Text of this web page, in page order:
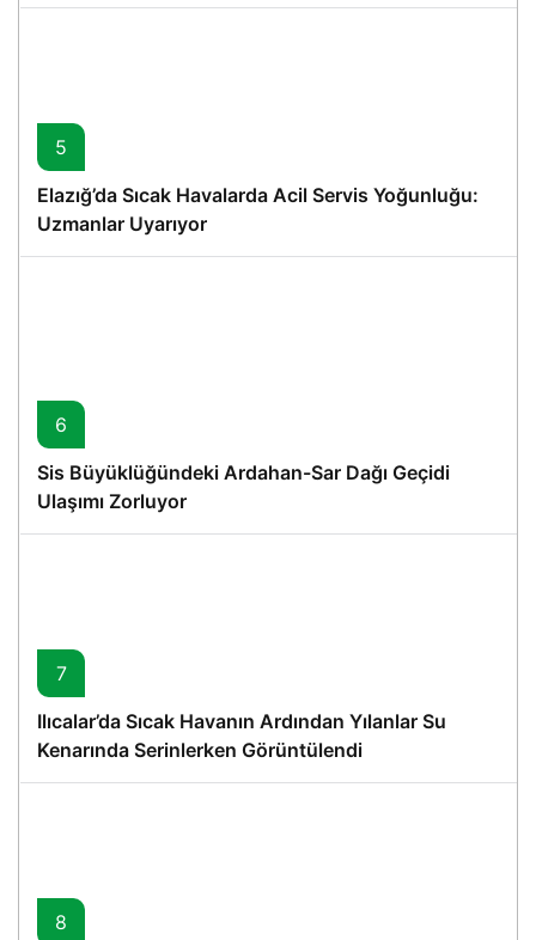
5
Elazığ’da Sıcak Havalarda Acil Servis Yoğunluğu:
Uzmanlar Uyarıyor
6
Sis Büyüklüğündeki Ardahan-Sar Dağı Geçidi
Ulaşımı Zorluyor
7
Ilıcalar’da Sıcak Havanın Ardından Yılanlar Su
Kenarında Serinlerken Görüntülendi
8